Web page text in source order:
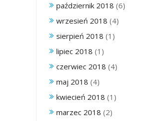
październik 2018 (6)
wrzesień 2018 (4)
sierpień 2018 (1)
lipiec 2018 (1)
czerwiec 2018 (4)
maj 2018 (4)
kwiecień 2018 (1)
marzec 2018 (2)